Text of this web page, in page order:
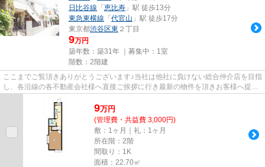
日比谷線 「 恵比寿 」駅 徒歩13分
東急東横線 「 代官山 」駅 徒歩17分
東京都渋谷区東 ２丁目
9万円
築年数：築31年 ｜募集中： 1室
階数：2階建
ここまでご覧頂きありがとうございます♪当社は他社に負けない総合仲介店を目指
し、各沿線の各不動産会社様へ直接ご挨拶に行き最新の物件を頂きお客様へ提供
しております！最新の情報は...
9万円
(管理費・共益費 3,000円)
敷：1ヶ月｜礼：1ヶ月
所在階：2階
間取り：1K
面積：22.70㎡